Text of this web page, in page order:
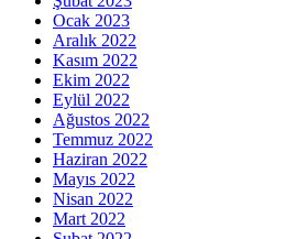
Ocak 2023
Aralık 2022
Kasım 2022
Ekim 2022
Eylül 2022
Ağustos 2022
Temmuz 2022
Haziran 2022
Mayıs 2022
Nisan 2022
Mart 2022